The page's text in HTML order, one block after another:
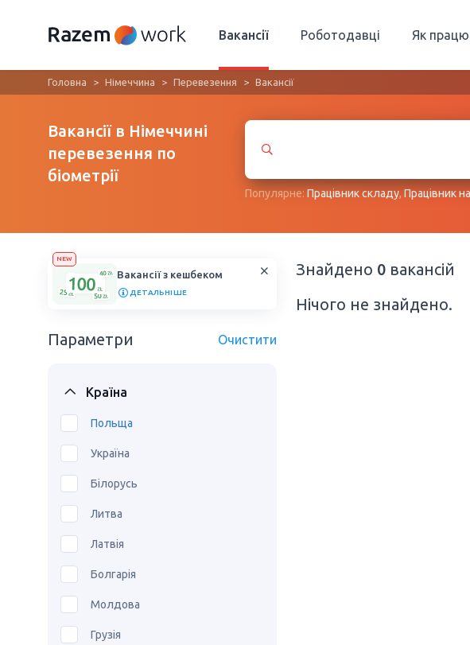
Вакансії Роботодавці Як
Головна Німеччина Перевезення Вакансії
Вакансії в Німеччині
перевезення по
біометрії
Популярне:Працівник складу,Працівник
NEW
Вакансії з кешбеком
ДЕТАЛЬНІШЕ
Параметри Очистити
Країна
Польща
Україна
Білорусь
Литва
Латвія
Болгарія
Молдова
Грузія
Знайдено 0 вакансій
Нічого не знайдено.